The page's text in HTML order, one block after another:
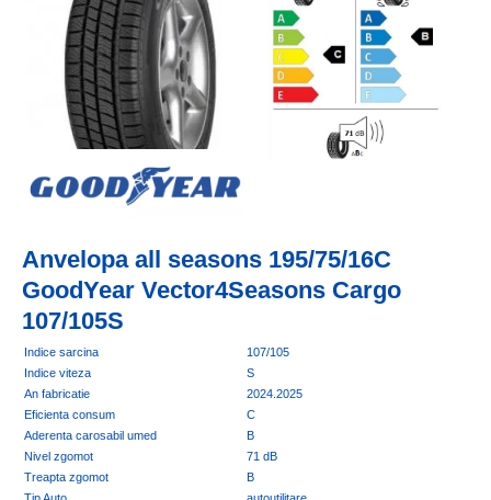
Anvelopa all seasons 195/75/16C
GoodYear Vector4Seasons Cargo
107/105S
Indice sarcina
107/105
Indice viteza
S
An fabricatie
2024.2025
Eficienta consum
C
Aderenta carosabil umed
B
Nivel zgomot
71 dB
Treapta zgomot
B